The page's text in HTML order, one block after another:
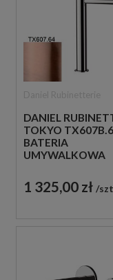
DANIEL
TOKYO
BATERIA
UMYWALKOWA
MIEDZIANA
1 325,00 zł